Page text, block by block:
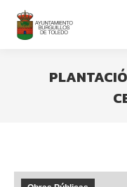
contenido